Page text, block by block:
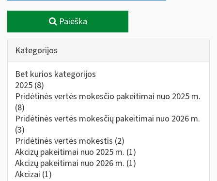
Paieška
Kategorijos
Bet kurios kategorijos
2025 (8)
Pridėtinės vertės mokesčio pakeitimai nuo 2025 m.
(8)
Pridėtinės vertės mokesčių pakeitimai nuo 2026 m.
(3)
Pridėtinės vertės mokestis (2)
Akcizų pakeitimai nuo 2025 m. (1)
Akcizų pakeitimai nuo 2026 m. (1)
Akcizai (1)